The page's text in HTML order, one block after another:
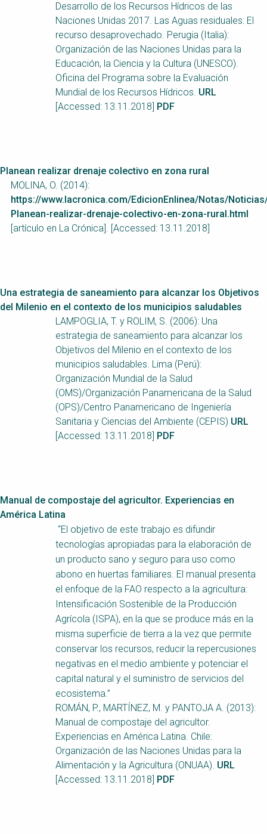
Humanitarian Crises
Arctic WASH Online
Course
NaWaTech
SSWM University
Course
Impact with Water
Businesses
Building Your Water &
Climate Career
Gestión de agua y
saneamiento
Water & Wastewater
Treatment, Monitoring
Desarrollo de los Recursos Hídricos de las
Naciones Unidas 2017. Las Aguas residuales: El
recurso desaprovechado. Perugia (Italia):
Organización de las Naciones Unidas para la
Educación, la Ciencia y la Cultura (UNESCO).
Oficina del Programa sobre la Evaluación
Mundial de los Recursos Hídricos. URL
[Accessed: 13.11.2018] PDF
Planean realizar drenaje colectivo en zona rural
MOLINA, O. (2014):
https://www.lacronica.com/EdicionEnlinea/Notas/
Planean-realizar-drenaje-colectivo-en-zona-rural.html
[artículo en La Crónica]. [Accessed: 13.11.2018]
Una estrategia de saneamiento para alcanzar los Objetivos
del Milenio en el contexto de los municipios saludables
LAMPOGLIA, T. y ROLIM, S. (2006): Una
estrategia de saneamiento para alcanzar los
Objetivos del Milenio en el contexto de los
municipios saludables. Lima (Perú):
Organización Mundial de la Salud
(OMS)/Organización Panamericana de la Salud
(OPS)/Centro Panamericano de Ingeniería
Sanitaria y Ciencias del Ambiente (CEPIS) URL
[Accessed: 13.11.2018] PDF
Manual de compostaje del agricultor. Experiencias en
América Latina
“El objetivo de este trabajo es difundir
tecnologías apropiadas para la elaboración de
un producto sano y seguro para uso como
abono en huertas familiares. El manual presenta
el enfoque de la FAO respecto a la agricultura:
Intensificación Sostenible de la Producción
Agrícola (ISPA), en la que se produce más en la
misma superficie de tierra a la vez que permite
conservar los recursos, reducir la repercusiones
negativas en el medio ambiente y potenciar el
capital natural y el suministro de servicios del
ecosistema.”
ROMÁN, P., MARTÍNEZ, M. y PANTOJA A. (2013):
Manual de compostaje del agricultor.
Experiencias en América Latina. Chile:
Organización de las Naciones Unidas para la
Alimentación y la Agricultura (ONUAA). URL
[Accessed: 13.11.2018] PDF